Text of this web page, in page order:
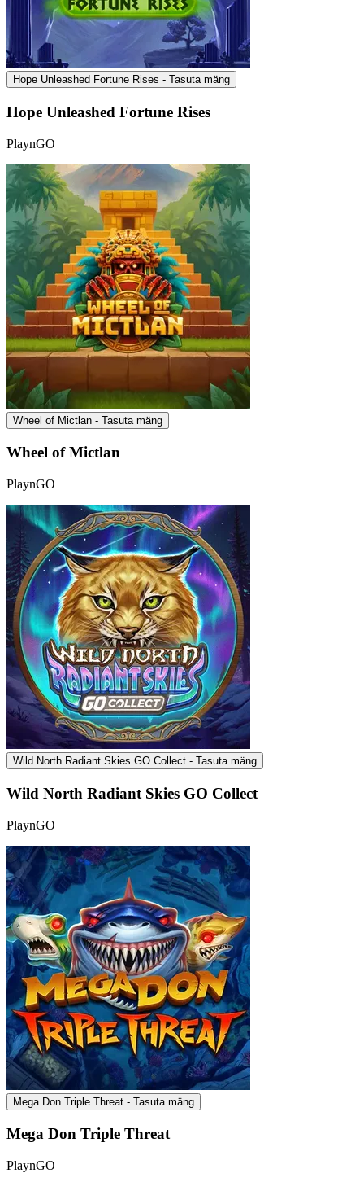
Hope Unleashed Fortune Rises - Tasuta mäng
Hope Unleashed Fortune Rises
PlaynGO
Wheel of Mictlan - Tasuta mäng
Wheel of Mictlan
PlaynGO
Wild North Radiant Skies GO Collect - Tasuta mäng
Wild North Radiant Skies GO Collect
PlaynGO
Mega Don Triple Threat - Tasuta mäng
Mega Don Triple Threat
PlaynGO